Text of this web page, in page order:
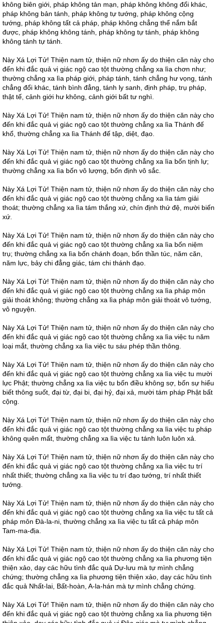
không biên giới, pháp không tản mạn, pháp không không đổi khác,
pháp không bản tánh, pháp không tự tướng, pháp không cộng
tướng, pháp không tất cả pháp, pháp không chẳng thể nắm bắt
được, pháp không không tánh, pháp không tự tánh, pháp không
không tánh tự tánh.
Này Xá Lợi Tử! Thiện nam tử, thiện nữ nhơn ấy do thiện căn này cho
đến khi đắc quả vị giác ngộ cao tột thường chẳng xa lìa chơn như;
thường chẳng xa lìa pháp giới, pháp tánh, tánh chẳng hư vọng, tánh
chẳng đổi khác, tánh bình đẳng, tánh ly sanh, định pháp, trụ pháp,
thật tế, cảnh giới hư không, cảnh giới bất tư nghì.
Này Xá Lợi Tử! Thiện nam tử, thiện nữ nhơn ấy do thiện căn này cho
đến khi đắc quả vị giác ngộ cao tột thường chẳng xa lìa Thánh đế
khổ, thường chẳng xa lìa Thánh đế tập, diệt, đạo.
Này Xá Lợi Tử! Thiện nam tử, thiện nữ nhơn ấy do thiện căn này cho
đến khi đắc quả vị giác ngộ cao tột thường chẳng xa lìa bốn tịnh lự;
thường chẳng xa lìa bốn vô lượng, bốn định vô sắc.
Này Xá Lợi Tử! Thiện nam tử, thiện nữ nhơn ấy do thiện căn này cho
đến khi đắc quả vị giác ngộ cao tột thường chẳng xa lìa tám giải
thoát; thường chẳng xa lìa tám thắng xứ, chín định thứ đệ, mười biến
xứ.
Này Xá Lợi Tử! Thiện nam tử, thiện nữ nhơn ấy do thiện căn này cho
đến khi đắc quả vị giác ngộ cao tột thường chẳng xa lìa bốn niệm
trụ; thường chẳng xa lìa bốn chánh đoạn, bốn thần túc, năm căn,
năm lực, bảy chi đẳng giác, tám chi thánh đạo.
Này Xá Lợi Tử! Thiện nam tử, thiện nữ nhơn ấy do thiện căn này cho
đến khi đắc quả vị giác ngộ cao tột thường chẳng xa lìa pháp môn
giải thoát không; thường chẳng xa lìa pháp môn giải thoát vô tướng,
vô nguyện.
Này Xá Lợi Tử! Thiện nam tử, thiện nữ nhơn ấy do thiện căn này cho
đến khi đắc quả vị giác ngộ cao tột thường chẳng xa lìa việc tu năm
loại mắt, thường chẳng xa lìa việc tu sáu phép thần thông.
Này Xá Lợi Tử! Thiện nam tử, thiện nữ nhơn ấy do thiện căn này cho
đến khi đắc quả vị giác ngộ cao tột thường chẳng xa lìa việc tu mười
lực Phật; thường chẳng xa lìa việc tu bốn điều không sợ, bốn sự hiểu
biết thông suốt, đại từ, đại bi, đại hỷ, đại xả, mười tám pháp Phật bất
cộng.
Này Xá Lợi Tử! Thiện nam tử, thiện nữ nhơn ấy do thiện căn này cho
đến khi đắc quả vị giác ngộ cao tột thường chẳng xa lìa việc tu pháp
không quên mất, thường chẳng xa lìa việc tu tánh luôn luôn xả.
Này Xá Lợi Tử! Thiện nam tử, thiện nữ nhơn ấy do thiện căn này cho
đến khi đắc quả vị giác ngộ cao tột thường chẳng xa lìa việc tu trí
nhất thiết; thường chẳng xa lìa việc tu trí đạo tướng, trí nhất thiết
tướng.
Này Xá Lợi Tử! Thiện nam tử, thiện nữ nhơn ấy do thiện căn này cho
đến khi đắc quả vị giác ngộ cao tột thường chẳng xa lìa việc tu tất cả
pháp môn Đà-la-ni, thường chẳng xa lìa việc tu tất cả pháp môn
Tam-ma-địa.
Này Xá Lợi Tử! Thiện nam tử, thiện nữ nhơn ấy do thiện căn này cho
đến khi đắc quả vị giác ngộ cao tột thường chẳng xa lìa phương tiện
thiện xảo, dạy các hữu tình đắc quả Dự-lưu mà tự mình chẳng
chứng; thường chẳng xa lìa phương tiện thiện xảo, dạy các hữu tình
đắc quả Nhất-lai, Bất-hoàn, A-la-hán mà tự mình chẳng chứng.
Này Xá Lợi Tử! Thiện nam tử, thiện nữ nhơn ấy do thiện căn này cho
đến khi đắc quả vị giác ngộ cao tột thường chẳng xa lìa phương tiện